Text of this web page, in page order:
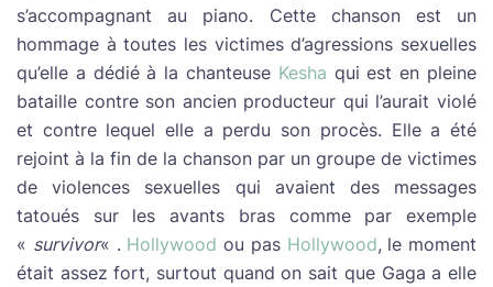
s’accompagnant au piano. Cette chanson est un
hommage à toutes les victimes d’agressions sexuelles
qu’elle a dédié à la chanteuse Kesha qui est en pleine
bataille contre son ancien producteur qui l’aurait violé
et contre lequel elle a perdu son procès. Elle a été
rejoint à la fin de la chanson par un groupe de victimes
de violences sexuelles qui avaient des messages
tatoués sur les avants bras comme par exemple
« survivor« . Hollywood ou pas Hollywood, le moment
était assez fort, surtout quand on sait que Gaga a elle